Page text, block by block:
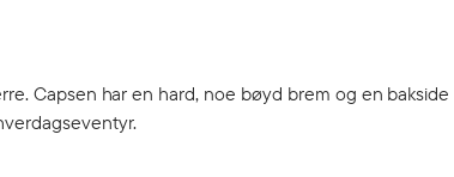
Capsen har en hard, noe bøyd brem og en